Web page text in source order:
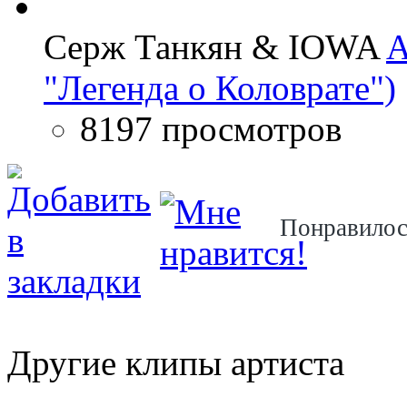
Серж Танкян & IOWA
"Легенда о Коловрате")
8197 просмотров
Другие клипы артиста